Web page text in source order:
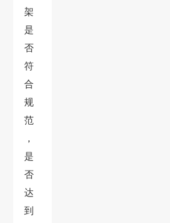
架
是
否
符
合
规
范
，
是
否
达
到